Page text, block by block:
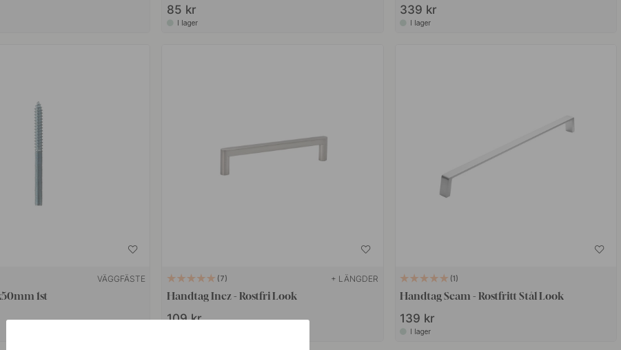
85 kr
I lager
339 kr
I lager
VÄGGFÄSTE
1st
7 + LÄNGDER
Handtag Inez - Rostfri Look
109 kr
1
Handtag Seam - Rostfritt Stål Look
139 kr
I lager